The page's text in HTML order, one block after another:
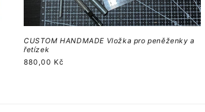
CUSTOM HANDMADE Vložka pro peněženky a
řetízek
Běžná
880,00 Kč